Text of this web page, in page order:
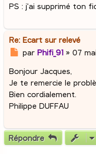
PS : j'ai supprimé ton
Re: Ecart sur relevé
M
s
s
a
g
e
par Phifi_91 » 07
Bonjour Jacques,
Je te remercie le
Bien cordialement.
Philippe DUFFAU
Répondre